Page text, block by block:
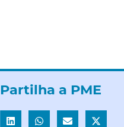
Partilha a PME